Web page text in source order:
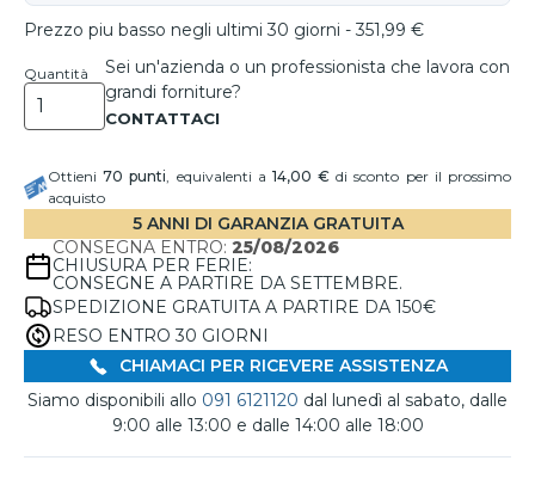
Prezzo piu basso negli ultimi 30 giorni - 351,99 €
Quantità
Sei un'azienda o un professionista che lavora con
grandi forniture?
Ottieni70 punti, equivalenti a 14,00 € di sconto per il prossimo
acquisto
5 ANNI DI GARANZIA GRATUITA
CONSEGNA ENTRO: 25/08/2026
CHIUSURA PER FERIE:
CONSEGNE A PARTIRE DA SETTEMBRE.
SPEDIZIONE GRATUITA A PARTIRE DA 150€
RESO ENTRO 30 GIORNI
CHIAMACI PER RICEVERE ASSISTENZA
Siamo disponibili allo 091 6121120 dal lunedì al sabato, dalle
9:00 alle 13:00 e dalle 14:00 alle 18:00